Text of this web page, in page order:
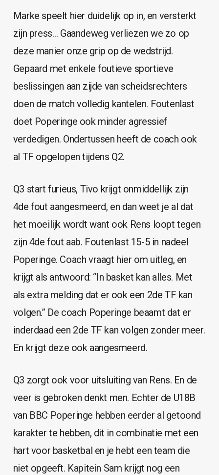
Marke speelt hier duidelijk op in, en versterkt
zijn press… Gaandeweg verliezen we zo op
deze manier onze grip op de wedstrijd.
Gepaard met enkele foutieve sportieve
beslissingen aan zijde van scheidsrechters
doen de match volledig kantelen. Foutenlast
doet Poperinge ook minder agressief
verdedigen. Ondertussen heeft de coach ook
al TF opgelopen tijdens Q2.
Q3 start furieus, Tivo krijgt onmiddellijk zijn
4de fout aangesmeerd, en dan weet je al dat
het moeilijk wordt want ook Rens loopt tegen
zijn 4de fout aab. Foutenlast 15-5 in nadeel
Poperinge. Coach vraagt hier om uitleg, en
krijgt als antwoord: “In basket kan alles. Met
als extra melding dat er ook een 2de TF kan
volgen.” De coach Poperinge beaamt dat er
inderdaad een 2de TF kan volgen zonder meer.
En krijgt deze ook aangesmeerd.
Q3 zorgt ook voor uitsluiting van Rens. En de
veer is gebroken denkt men. Echter de U18B
van BBC Poperinge hebben eerder al getoond
karakter te hebben, dit in combinatie met een
hart voor basketbal en je hebt een team die
niet opgeeft. Kapitein Sam krijgt nog een